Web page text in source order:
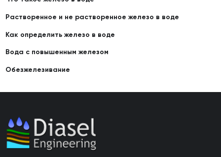
Растворенное и не растворенное железо в воде
Как определить железо в воде
Вода с повышенным железом
Обезжелезивание